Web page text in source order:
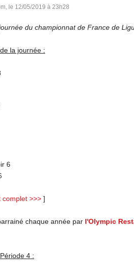
le 12/05/2019 à 23h28
du championnat de France de
la journée :
6
complet >>> ]
chaque année par l'Olympic
4 :